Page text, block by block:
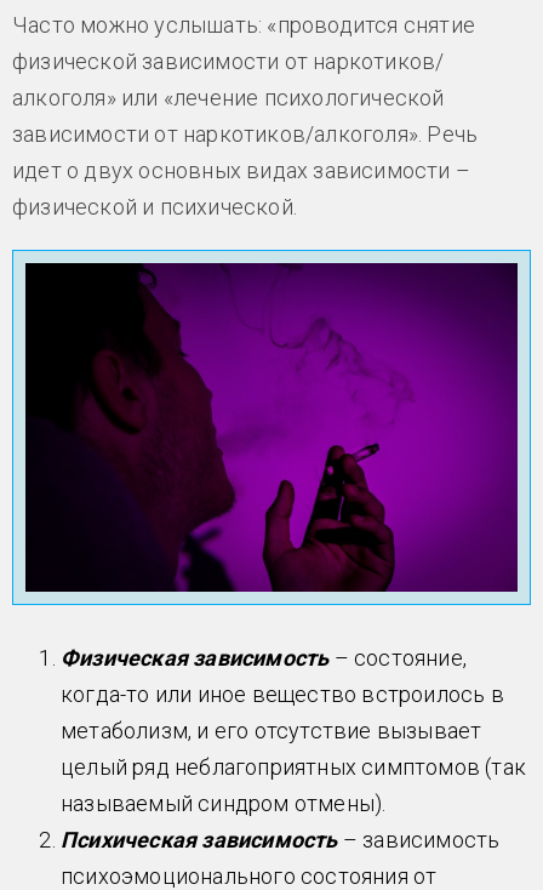
Часто можно услышать: «проводится снятие
физической зависимости от наркотиков/
алкоголя» или «лечение психологической
зависимости от наркотиков/алкоголя». Речь
идет о двух основных видах зависимости –
физической и психической.
Физическая зависимость– состояние,
когда-то или иное вещество встроилось в
метаболизм, и его отсутствие вызывает
целый ряд неблагоприятных симптомов (так
называемый синдром отмены).
Психическая зависимость– зависимость
психоэмоционального состояния от